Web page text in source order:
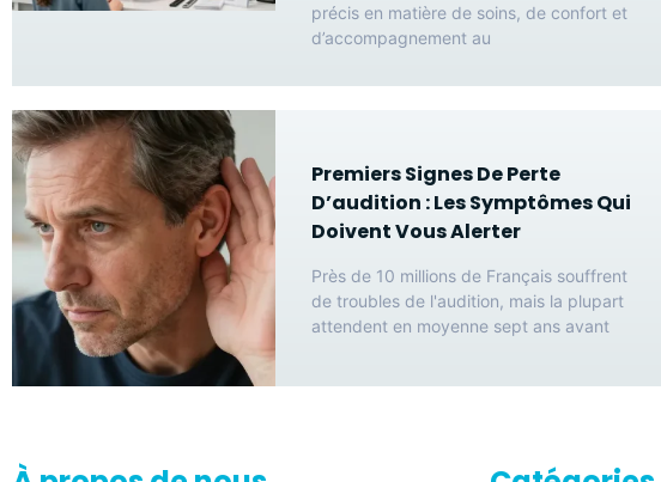
précis en matière de soins, de confort et
d’accompagnement au
Premiers Signes De Perte
D’audition : Les Symptômes Qui
Doivent Vous Alerter
Près de 10 millions de Français souffrent
de troubles de l'audition, mais la plupart
attendent en moyenne sept ans avant